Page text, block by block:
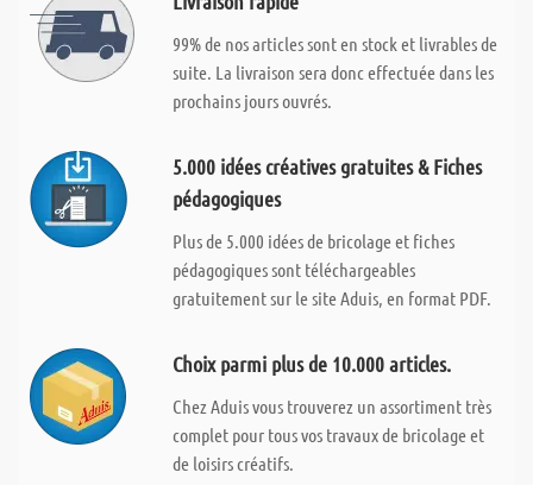
99% de nos articles sont en stock et livrables de
suite. La livraison sera donc effectuée dans les
prochains jours ouvrés.
5.000 idées créatives gratuites & Fiches
pédagogiques
Plus de 5.000 idées de bricolage et fiches
pédagogiques sont téléchargeables
gratuitement sur le site Aduis, en format PDF.
Choix parmi plus de 10.000 articles.
Chez Aduis vous trouverez un assortiment très
complet pour tous vos travaux de bricolage et
de loisirs créatifs.